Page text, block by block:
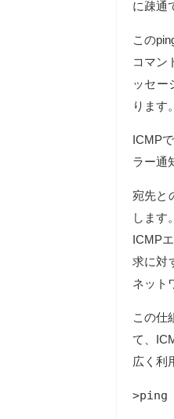
に疎通
この
コマン
ッセー
ります。
ICMP
ラー通
宛先と
します。
ICMP
求に対
ネット
この仕
て、
広く利
>ping